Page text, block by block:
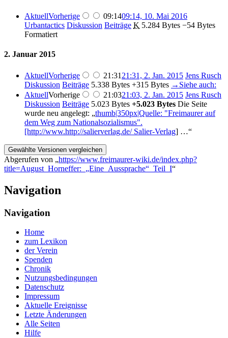
AktuellVorherige 09:1409:14, 10. Mai 2016
Urbantactics Diskussion Beiträge K 5.284 Bytes −54 Bytes
Formatiert
2. Januar 2015
AktuellVorherige 21:31 21:31, 2. Jan. 2015 Jens Rusch
Diskussion Beiträge 5.338 Bytes +315 Bytes →‎Siehe auch:
AktuellVorherige 21:0321:03, 2. Jan. 2015 Jens Rusch
Diskussion Beiträge 5.023 Bytes +5.023 Bytes Die Seite
wurde neu angelegt: „thumb|350px|Quelle: "Freimaurer auf
dem Weg zum Nationalsozialismus".
[http://www.http://salierverlag.de/ Salier-Verlag] …“
Abgerufen von „https://www.freimaurer-wiki.de/index.php?
title=August_Horneffer:_„Eine_Aussprache“_Teil_I“
Navigation
Navigation
Home
zum Lexikon
der Verein
Spenden
Chronik
Nutzungsbedingungen
Datenschutz
Impressum
Aktuelle Ereignisse
Letzte Änderungen
Alle Seiten
Hilfe